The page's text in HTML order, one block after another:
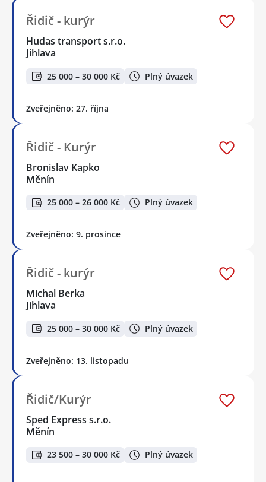
Řidič - kurýr
Hudas transport s.r.o.
Jihlava
25 000 – 30 000 Kč Plný úvazek
Zveřejněno: 27. října
Řidič - Kurýr
Bronislav Kapko
Měnín
25 000 – 26 000 Kč Plný úvazek
Zveřejněno: 9. prosince
Řidič - kurýr
Michal Berka
Jihlava
25 000 – 30 000 Kč Plný úvazek
Zveřejněno: 13. listopadu
Řidič/Kurýr
Sped Express s.r.o.
Měnín
23 500 – 30 000 Kč Plný úvazek